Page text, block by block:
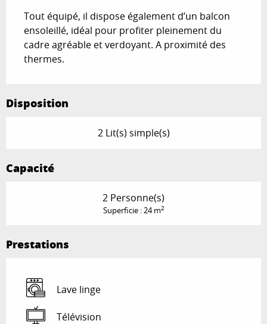
Tout équipé, il dispose également d’un balcon
ensoleillé, idéal pour profiter pleinement du
cadre agréable et verdoyant. A proximité des
thermes.
Disposition
2 Lit(s) simple(s)
Capacité
2 Personne(s)
Superficie : 24 m2
Prestations
Lave linge
Télévision